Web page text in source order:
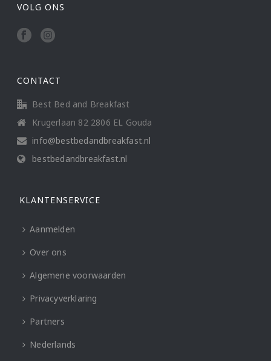
VOLG ONS
CONTACT
Best Bed and Breakfast
Krugerlaan 82 2806 EL Gouda
info@bestbedandbreakfast.nl
bestbedandbreakfast.nl
KLANTENSERVICE
Aanmelden
Over ons
Algemene voorwaarden
Privacyverklaring
Partners
Nederlands